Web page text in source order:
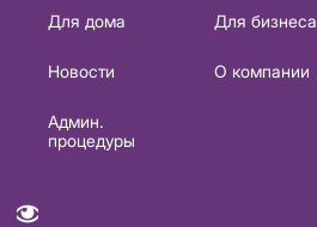
Основная
навигация
Для дома Для бизнеса
Новости
О компании
Админ.
процедуры